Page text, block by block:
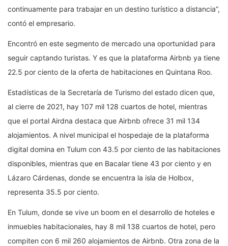
continuamente para trabajar en un destino turístico a distancia”,
contó el empresario.
Encontró en este segmento de mercado una oportunidad para
seguir captando turistas. Y es que la plataforma Airbnb ya tiene
22.5 por ciento de la oferta de habitaciones en Quintana Roo.
Estadísticas de la Secretaría de Turismo del estado dicen que,
al cierre de 2021, hay 107 mil 128 cuartos de hotel, mientras
que el portal Airdna destaca que Airbnb ofrece 31 mil 134
alojamientos. A nivel municipal el hospedaje de la plataforma
digital domina en Tulum con 43.5 por ciento de las habitaciones
disponibles, mientras que en Bacalar tiene 43 por ciento y en
Lázaro Cárdenas, donde se encuentra la isla de Holbox,
representa 35.5 por ciento.
En Tulum, donde se vive un boom en el desarrollo de hoteles e
inmuebles habitacionales, hay 8 mil 138 cuartos de hotel, pero
compiten con 6 mil 260 alojamientos de Airbnb. Otra zona de la